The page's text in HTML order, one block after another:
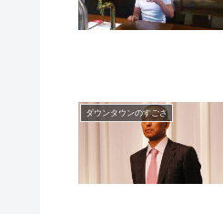
ダウンタウンのすごさ